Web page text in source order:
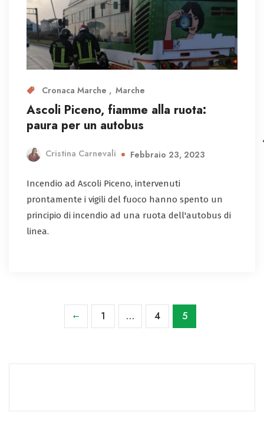
Cronaca Marche Marche
Ascoli Piceno, fiamme alla ruota:
paura per un autobus
Cristina Carnevali Febbraio 23, 2023
Incendio ad Ascoli Piceno, intervenuti
prontamente i vigili del fuoco hanno spento un
principio di incendio ad una ruota dell'autobus di
linea.
1 … 4 5